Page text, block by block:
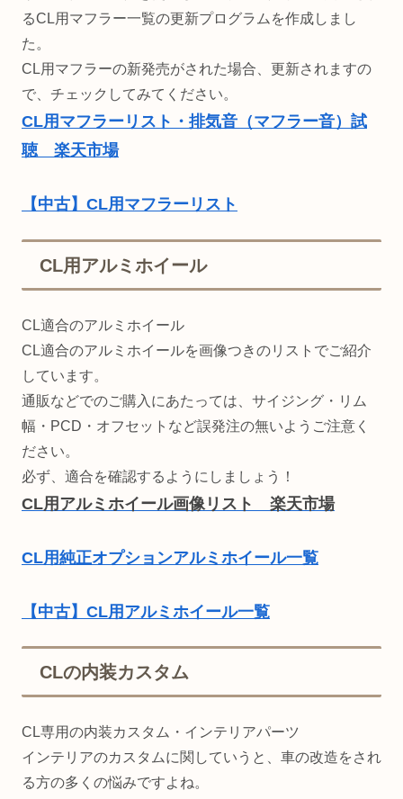
るCL用マフラー一覧の更新プログラムを作成しまし
た。
CL用マフラーの新発売がされた場合、更新されますの
で、チェックしてみてください。
CL用マフラーリスト・排気音（マフラー音）試
聴 楽天市場
【中古】CL用マフラーリスト
CL用アルミホイール
CL適合のアルミホイール
CL適合のアルミホイールを画像つきのリストでご紹介
しています。
通販などでのご購入にあたっては、サイジング・リム
幅・PCD・オフセットなど誤発注の無いようご注意く
ださい。
必ず、適合を確認するようにしましょう！
CL用アルミホイール画像リスト 楽天市場
CL用純正オプションアルミホイール一覧
【中古】CL用アルミホイール一覧
CLの内装カスタム
CL専用の内装カスタム・インテリアパーツ
インテリアのカスタムに関していうと、車の改造をされ
る方の多くの悩みですよね。